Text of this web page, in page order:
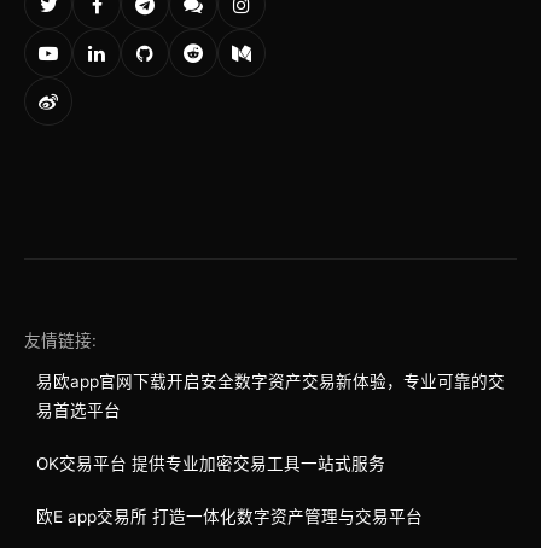
友情链接:
易欧app官网下载开启安全数字资产交易新体验，专业可靠的交
易首选平台
OK交易平台 提供专业加密交易工具一站式服务
欧E app交易所 打造一体化数字资产管理与交易平台